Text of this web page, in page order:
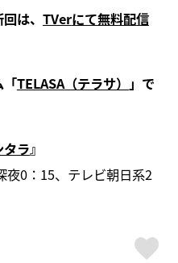
は、 TVerにて無料配信
「TELASA（テラサ） 」で
ラ』
夜0：15、テレビ朝日系2